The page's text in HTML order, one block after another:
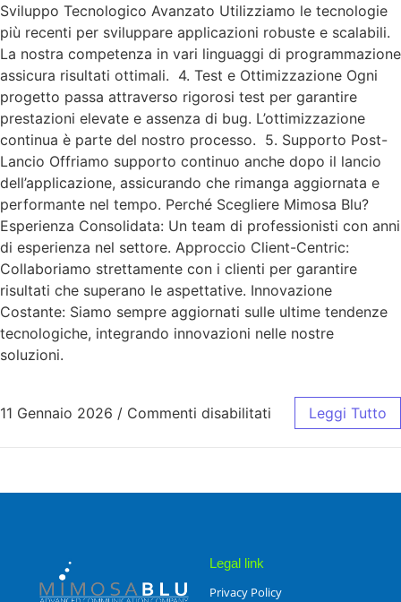
Sviluppo Tecnologico Avanzato Utilizziamo le tecnologie
più recenti per sviluppare applicazioni robuste e scalabili.
La nostra competenza in vari linguaggi di programmazione
assicura risultati ottimali. 4. Test e Ottimizzazione Ogni
progetto passa attraverso rigorosi test per garantire
prestazioni elevate e assenza di bug. L’ottimizzazione
continua è parte del nostro processo. 5. Supporto Post-
Lancio Offriamo supporto continuo anche dopo il lancio
dell’applicazione, assicurando che rimanga aggiornata e
performante nel tempo. Perché Scegliere Mimosa Blu?
Esperienza Consolidata: Un team di professionisti con anni
di esperienza nel settore. Approccio Client-Centric:
Collaboriamo strettamente con i clienti per garantire
risultati che superano le aspettative. Innovazione
Costante: Siamo sempre aggiornati sulle ultime tendenze
tecnologiche, integrando innovazioni nelle nostre
soluzioni.
11 Gennaio 2026 / Commenti disabilitati Leggi Tutto
Legal link
Privacy Policy